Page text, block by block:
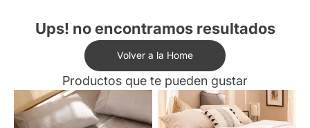
Ups! no encontramos resultados
Volver a la Home
Productos que te pueden gustar